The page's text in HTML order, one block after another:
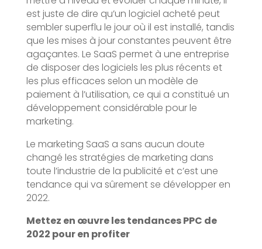
est juste de dire qu’un logiciel acheté peut
sembler superflu le jour où il est installé, tandis
que les mises à jour constantes peuvent être
agaçantes. Le SaaS permet à une entreprise
de disposer des logiciels les plus récents et
les plus efficaces selon un modèle de
paiement à l’utilisation, ce qui a constitué un
développement considérable pour le
marketing.
Le marketing SaaS a sans aucun doute
changé les stratégies de marketing dans
toute l’industrie de la publicité et c’est une
tendance qui va sûrement se développer en
2022.
Mettez en œuvre les tendances PPC de
2022 pour en profiter